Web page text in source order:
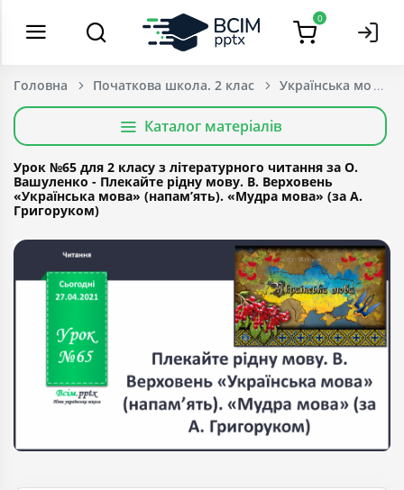
0
Головна Початкова школа. 2 клас Українська мова
Каталог матеріалів
Урок №65 для 2 класу з літературного читання за О.
Вашуленко - Плекайте рідну мову. В. Верховень
«Українська мова» (напам’ять). «Мудра мова» (за А.
Григоруком)